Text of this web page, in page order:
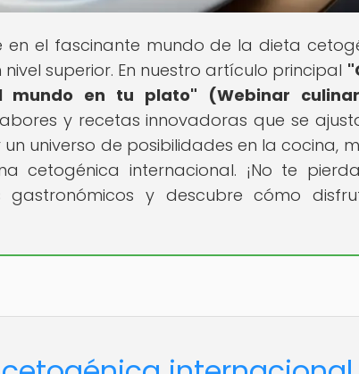
en el fascinante mundo de la dieta
superior. En nuestro artículo principal
mundo en tu plato" (Webinar
y recetas innovadoras que se
universo de posibilidades en la cocina,
cetogénica internacional. ¡No te
y descubre cómo